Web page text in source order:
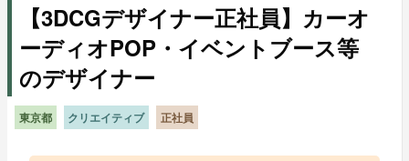
雇用形態で探す 賃金で探す
キーワードで探す
【3DCGデザイナー正社員】カーオ
ーディオPOP・イベントブース等
のデザイナー
東京都 クリエイティブ 正社員